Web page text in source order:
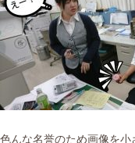
色んな名誉のため画像を